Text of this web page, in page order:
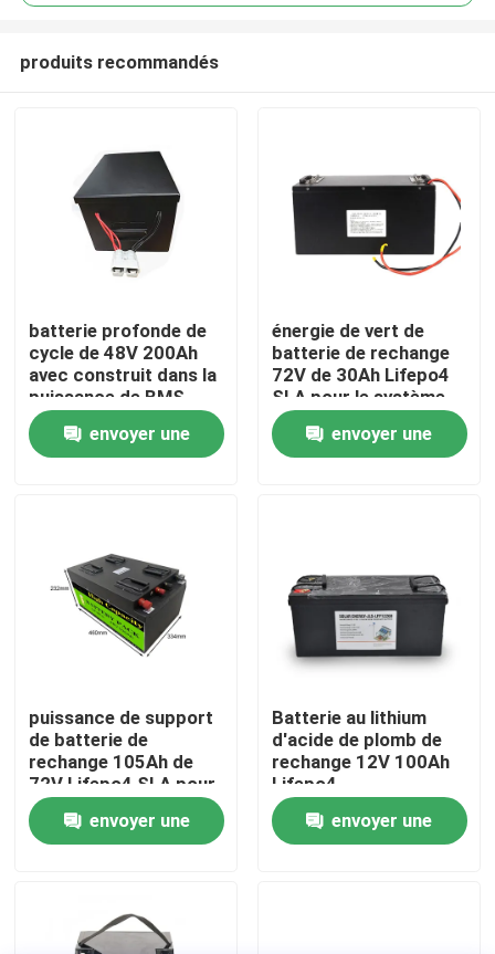
Produits
Au sujet de nous
Contrôle de qualité
Contactez-nous
Nouvelles
Cas
Paquet de la batterie LiFePO4
produits recommandés
batterie profonde de
cycle de 48V 200Ah
avec construit dans la
puissance de BMS
Perfect For Backup et
envoyer une
énergie de vert de
batterie de rechange
72V de 30Ah Lifepo4
SLA pour le système
solaire de puissance
de secoursenvoyer une
puissance de support
de batterie de
rechange 105Ah de
72V Lifepo4 SLA pour
la caméra campante
de télévision en circuit
fermé de système
envoyer une
Batterie au lithium
d'acide de plomb de
rechange 12V 100Ah
Lifepo4
envoyer une